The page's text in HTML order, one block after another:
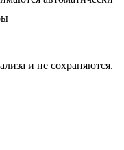
и не сохраняются.